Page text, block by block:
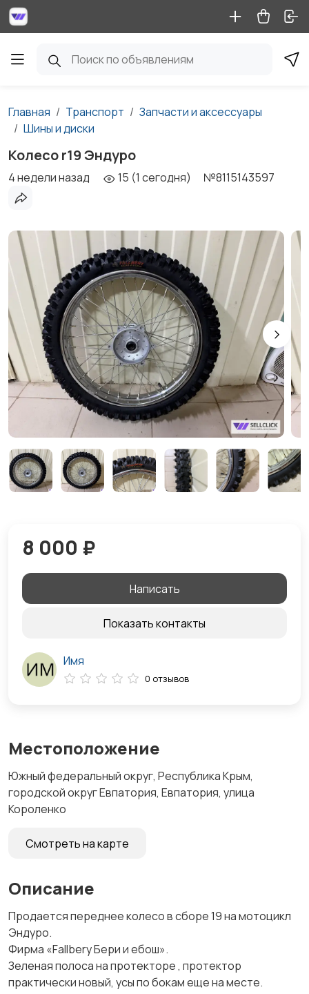
Главная Транспорт
Запчасти и аксессуары
Шины и диски
Колесо r19 Эндуро
4 недели назад 15 (1 сегодня) №8115143597
Местоположение
Южный федеральный округ, Республика Крым,
городской округ Евпатория, Евпатория, улица
Короленко
Смотреть на карте
Описание
Продается переднее колесо в сборе 19 на мотоцикл
Эндуро.
Фирма «Fallbery Бери и ебош».
Зеленая полоса на протекторе , протектор
практически новый, усы по бокам еще на месте.
8 000 ₽
Написать
Показать контакты
Имя
0 отзывов